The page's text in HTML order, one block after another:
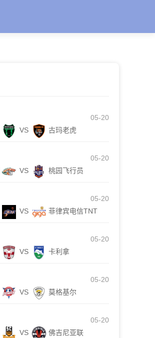
05-20
VS 古玛老虎
05-20
VS 桃园飞行员
05-20
VS 菲律宾电信TNT
05-20
VS 卡利拿
05-20
VS 莫格基尔
05-20
VS 佛吉尼亚联